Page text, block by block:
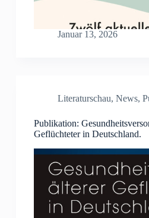
Januar 13, 2026
Literaturschau, News,
Publikation:
Geflüchteter in Deutschland.